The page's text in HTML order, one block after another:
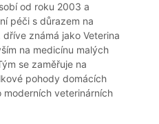
od roku 2003 a
péči s důrazem na
známá jako Veterina
na medicínu malých
se zaměřuje na
pohody domácích
veterinárních